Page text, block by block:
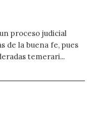
proceso judicial
de la buena fe, pues
temerari...